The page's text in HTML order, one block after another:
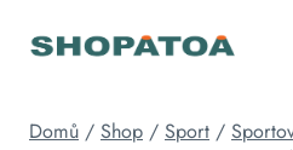
Domů / Shop / Sport /